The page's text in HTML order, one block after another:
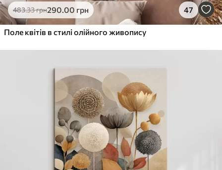
483.33грн290.00 грн 47
Поле квітів в стилі олійного живопису